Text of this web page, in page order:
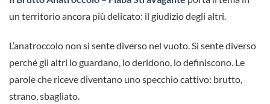
un territorio ancora più delicato: il giudizio degli altri.
L’anatroccolo non si sente diverso nel vuoto. Si sente diverso
perché gli altri lo guardano, lo deridono, lo definiscono. Le
parole che riceve diventano uno specchio cattivo: brutto,
strano, sbagliato.